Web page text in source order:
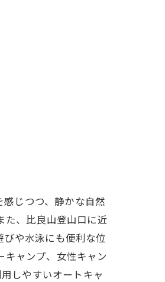
感じつつ、静かな自然
た、比良山登山口に近
や水泳にも便利な位
ャンプ、女性キャン
しやすいオートキャ